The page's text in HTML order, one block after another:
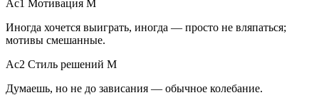
Ac1 Мотивация M
Иногда хочется выиграть, иногда — просто не вляпаться;
мотивы смешанные.
Ac2 Стиль решений M
Думаешь, но не до зависания — обычное колебание.